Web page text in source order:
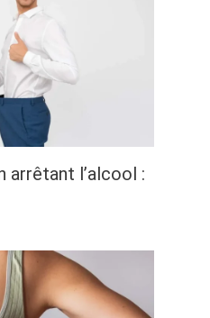
arrêtant l’alcool :